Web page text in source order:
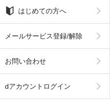
はじめての方へ
メールサービス登録/解除
お問い合わせ
dアカウントログイン